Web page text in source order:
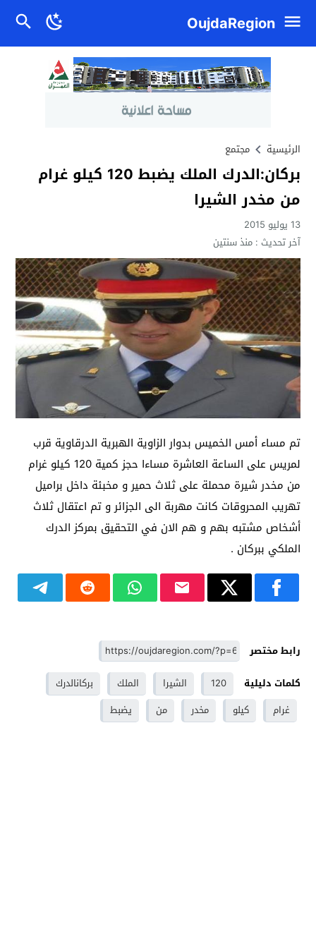
OujdaRegion
الرئيسية مجتمع
بركان:الدرك الملك يضبط 120 كيلو غرام
من مخدر الشيرا
13 يوليو 2015
آخر تحديث :منذ سنتين
تم مساء أمس الخميس بدوار الزاوية الهبرية الدرقاوية قرب
لمريس على الساعة العاشرة مساءا حجز كمية 120 كيلو غرام
من مخدر شيرة محملة على ثلاث حمير و مخبئة داخل براميل
تهريب المحروقات كانت مهربة الى الجزائر و تم اعتقال ثلاث
أشخاص مشتبه بهم و هم الان في التحقيق بمركز الدرك
الملكي ببركان .
رابط مختصر
كلمات دليلية
120 الشيرا الملك
بركانالدرك
غرام
كيلو مخدر من يضبط